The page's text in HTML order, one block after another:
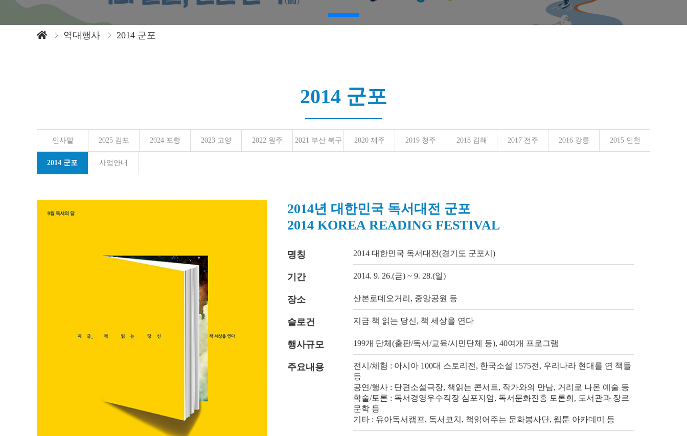
역대행사 2014 군포
2014 군포
인사말 2025 김포 2024 포항 2023 고양 2022 원주 2021 부산 북구 2020 제주 2019 청주 2018 김해 2017 전주 2016 강릉 2015 인천
2014 군포 사업안내
2014년 대한민국 독서대전 군포
2014 KOREA READING FESTIVAL
명칭 2014 대한민국 독서대전(경기도 군포시)
기간 2014. 9. 26.(금) ~ 9. 28.(일)
장소 산본로데오거리, 중앙공원 등
슬로건 지금 책 읽는 당신, 책 세상을 연다
행사규모 199개 단체(출판/독서/교육/시민단체 등), 40여개 프로그램
주요내용
전시/체험 : 아시아 100대 스토리전, 한국소설 1575전, 우리나라 현대를 연 책들
등
공연/행사 : 단편소설극장, 책읽는 콘서트, 작가와의 만남, 거리로 나온 예술 등
학술/토론 : 독서경영우수직장 심포지엄, 독서문화진흥 토론회, 도서관과 장르
문학 등
기타 : 유아독서캠프, 독서코치, 책읽어주는 문화봉사단, 웹툰 아카데미 등